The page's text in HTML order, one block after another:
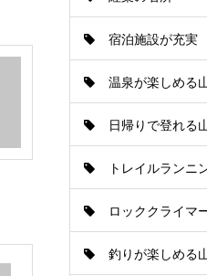
宿泊施設が充実
温泉が楽しめる
日帰りで登れる
トレイルランニ
ロッククライマ
釣りが楽しめる